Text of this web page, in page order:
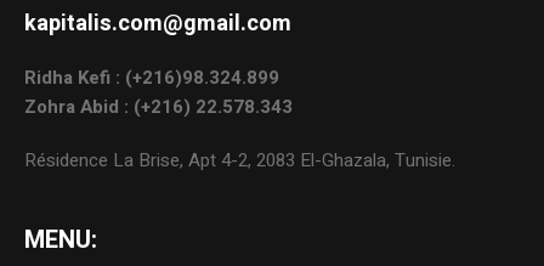
kapitalis.com@gmail.com
Ridha Kefi : (+216)98.324.899
Zohra Abid : (+216) 22.578.343
Résidence La Brise, Apt 4-2, 2083 El-Ghazala, Tunisie.
MENU: